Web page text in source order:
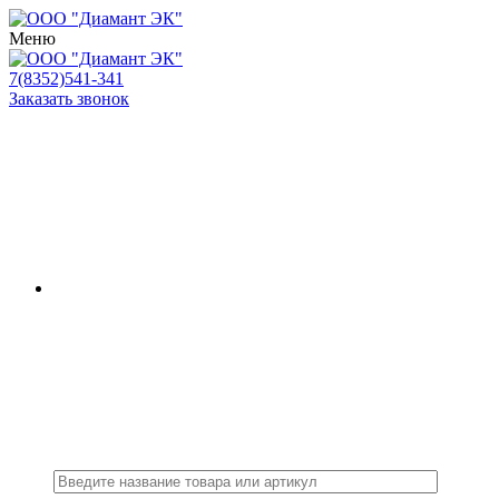
Меню
7(8352)541-341
Заказать звонок